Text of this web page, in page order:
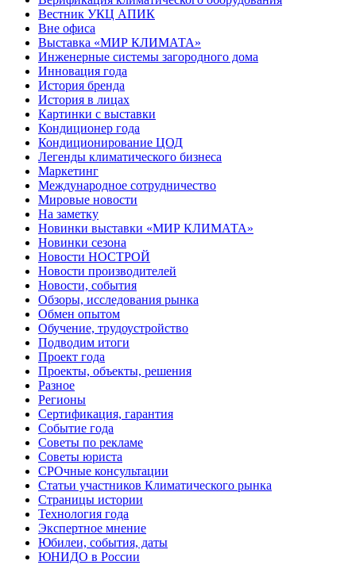
Вестник УКЦ АПИК
Вне офиса
Выставка «МИР КЛИМАТА»
Инженерные системы загородного дома
Инновация года
История бренда
История в лицах
Картинки с выставки
Кондиционер года
Кондиционирование ЦОД
Легенды климатического бизнеса
Маркетинг
Международное сотрудничество
Мировые новости
На заметку
Новинки выставки «МИР КЛИМАТА»
Новинки сезона
Новости НОСТРОЙ
Новости производителей
Новости, события
Обзоры, исследования рынка
Обмен опытом
Обучение, трудоустройство
Подводим итоги
Проект года
Проекты, объекты, решения
Разное
Регионы
Сертификация, гарантия
Событие года
Советы по рекламе
Советы юриста
СРОчные консультации
Статьи участников Климатического рынка
Страницы истории
Технология года
Экспертное мнение
Юбилеи, события, даты
ЮНИДО в России